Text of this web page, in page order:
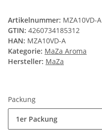
Artikelnummer: MZA10VD-A
GTIN: 4260734185312
HAN: MZA10VD-A
Kategorie: MaZa Aroma
Hersteller: MaZa
Packung
1er Packung